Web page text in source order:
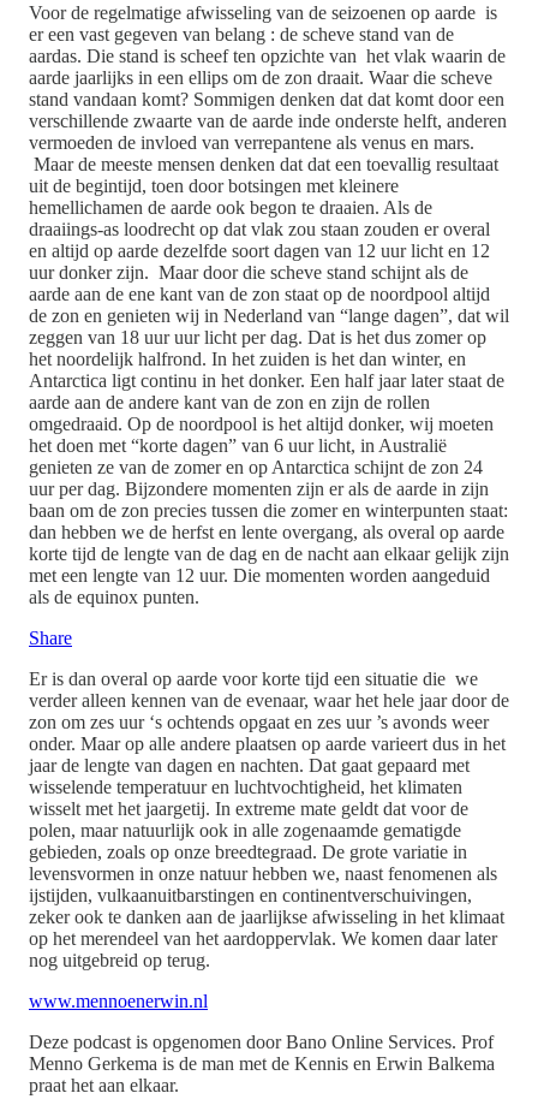
Voor de regelmatige afwisseling van de seizoenen op aarde is
er een vast gegeven van belang : de scheve stand van de
aardas. Die stand is scheef ten opzichte van het vlak waarin de
aarde jaarlijks in een ellips om de zon draait. Waar die scheve
stand vandaan komt? Sommigen denken dat dat komt door een
verschillende zwaarte van de aarde inde onderste helft, anderen
vermoeden de invloed van verrepantene als venus en mars.
Maar de meeste mensen denken dat dat een toevallig resultaat
uit de begintijd, toen door botsingen met kleinere
hemellichamen de aarde ook begon te draaien. Als de
draaiings-as loodrecht op dat vlak zou staan zouden er overal
en altijd op aarde dezelfde soort dagen van 12 uur licht en 12
uur donker zijn. Maar door die scheve stand schijnt als de
aarde aan de ene kant van de zon staat op de noordpool altijd
de zon en genieten wij in Nederland van “lange dagen”, dat wil
zeggen van 18 uur uur licht per dag. Dat is het dus zomer op
het noordelijk halfrond. In het zuiden is het dan winter, en
Antarctica ligt continu in het donker. Een half jaar later staat de
aarde aan de andere kant van de zon en zijn de rollen
omgedraaid. Op de noordpool is het altijd donker, wij moeten
het doen met “korte dagen” van 6 uur licht, in Australië
genieten ze van de zomer en op Antarctica schijnt de zon 24
uur per dag. Bijzondere momenten zijn er als de aarde in zijn
baan om de zon precies tussen die zomer en winterpunten staat:
dan hebben we de herfst en lente overgang, als overal op aarde
korte tijd de lengte van de dag en de nacht aan elkaar gelijk zijn
met een lengte van 12 uur. Die momenten worden aangeduid
als de equinox punten.
Share
Er is dan overal op aarde voor korte tijd een situatie die we
verder alleen kennen van de evenaar, waar het hele jaar door de
zon om zes uur ‘s ochtends opgaat en zes uur ’s avonds weer
onder. Maar op alle andere plaatsen op aarde varieert dus in het
jaar de lengte van dagen en nachten. Dat gaat gepaard met
wisselende temperatuur en luchtvochtigheid, het klimaten
wisselt met het jaargetij. In extreme mate geldt dat voor de
polen, maar natuurlijk ook in alle zogenaamde gematigde
gebieden, zoals op onze breedtegraad. De grote variatie in
levensvormen in onze natuur hebben we, naast fenomenen als
ijstijden, vulkaanuitbarstingen en continentverschuivingen,
zeker ook te danken aan de jaarlijkse afwisseling in het klimaat
op het merendeel van het aardoppervlak. We komen daar later
nog uitgebreid op terug.
www.mennoenerwin.nl
Deze podcast is opgenomen door Bano Online Services. Prof
Menno Gerkema is de man met de Kennis en Erwin Balkema
praat het aan elkaar.